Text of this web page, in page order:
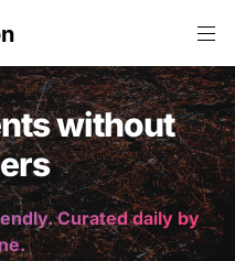
without
Curated daily by